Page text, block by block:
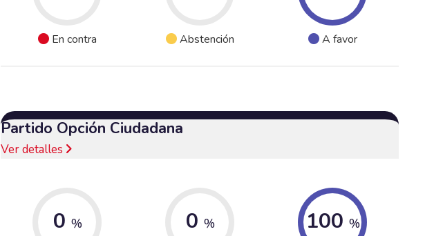
En contra Abstención A favor
Partido Opción Ciudadana
Ver detalles
0 % 0 % 100 %